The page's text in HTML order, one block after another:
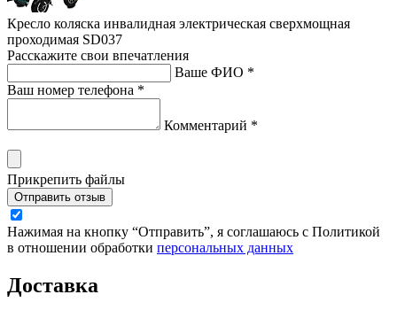
Кресло коляска инвалидная электрическая сверхмощная
проходимая SD037
Расскажите свои впечатления
Ваше ФИО *
Ваш номер телефона *
Комментарий *
Прикрепить файлы
Отправить отзыв
Нажимая на кнопку “Отправить”, я соглашаюсь с Политикой
в отношении обработки персональных данных
Доставка